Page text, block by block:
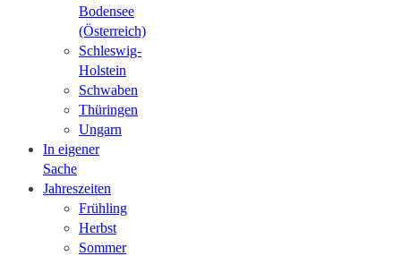
Bodensee
(Österreich)
Schleswig-
Holstein
Schwaben
Thüringen
Ungarn
In eigener
Sache
Jahreszeiten
Frühling
Herbst
Sommer